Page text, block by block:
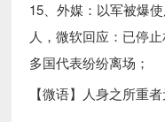
15、外媒：以军被爆
人，微软回应：已停
多国代表纷纷离场；
【微语】人身之所重